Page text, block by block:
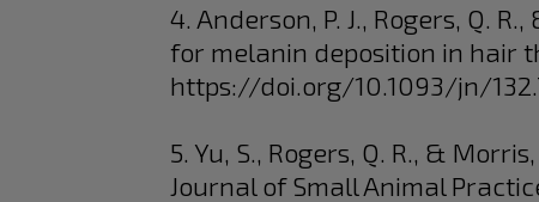
4. Anderson, P. J., Rogers, Q.
for melanin deposition in hair
https://doi.org/10.1093/jn/
5. Yu, S., Rogers, Q. R., &
Journal of Small Animal